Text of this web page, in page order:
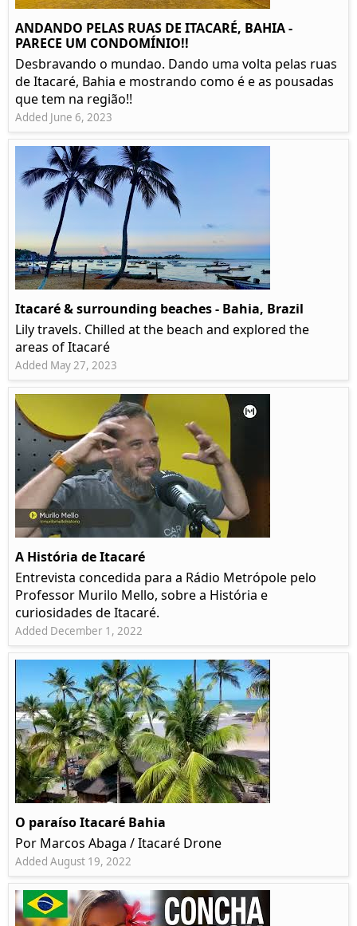
ANDANDO PELAS RUAS DE ITACARÉ, BAHIA -
PARECE UM CONDOMÍNIO!!
Desbravando o mundao. Dando uma volta pelas ruas
de Itacaré, Bahia e mostrando como é e as pousadas
que tem na região!!
Added June 6, 2023
Itacaré & surrounding beaches - Bahia, Brazil
Lily travels. Chilled at the beach and explored the
areas of Itacaré
Added May 27, 2023
A História de Itacaré
Entrevista concedida para a Rádio Metrópole pelo
Professor Murilo Mello, sobre a História e
curiosidades de Itacaré.
Added December 1, 2022
O paraíso Itacaré Bahia
Por Marcos Abaga / Itacaré Drone
Added August 19, 2022